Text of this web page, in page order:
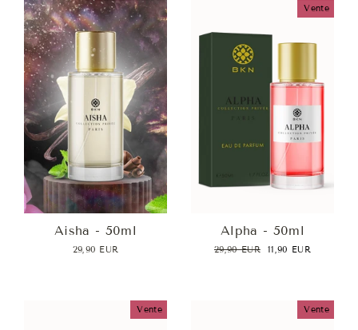
Aisha - 50ml
29,90 EUR
Vente
Alpha - 50ml
Prix
29,90 EUR
Prix
11,90 EUR
Vente Vente